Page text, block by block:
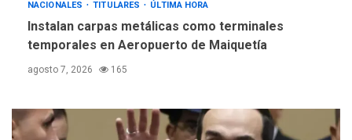
NACIONALES TITULARES ÚLTIMA HORA
Instalan carpas metálicas como terminales
temporales en Aeropuerto de Maiquetía
agosto 7, 2026 165